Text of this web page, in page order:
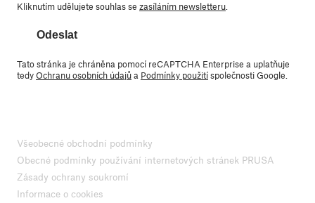
Kliknutím udělujete souhlas se zasíláním newsletteru.
Odeslat
Tato stránka je chráněna pomocí reCAPTCHA Enterprise a uplatňuje
tedyOchranu osobních údajůa Podmínky použitíspolečnosti Google.
Všeobecné obchodní podmínky
Obecné podmínky používání internetových stránek PRUSA
Zásady ochrany soukromí
Informace o cookies